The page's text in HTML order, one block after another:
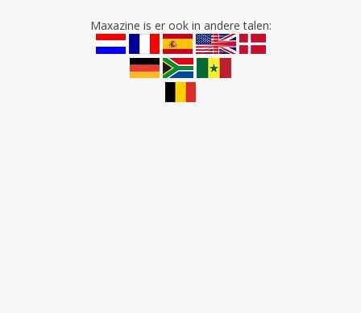
Maxazine is er ook in andere talen: